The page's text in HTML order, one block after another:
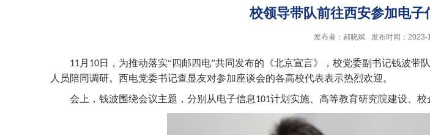
校领导带队前往西安参加电
发布者：郝晓斌 发布时间：2023-
11月 10日，为推动落实“四邮四电”共同发布的《北京宣言》，校党委副书记钱波
人员陪同调研。西电党委书记查显友对参加座谈会的各高校代表表示热烈欢迎。
会上，钱波围绕会议主题，分别从电子信息101计划实施、高等教育研究院建设、